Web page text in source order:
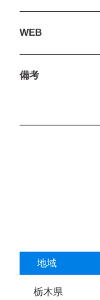
WEB
備考
地域
栃木県